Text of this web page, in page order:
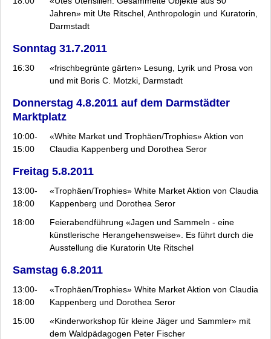
Jahren» mit Ute Ritschel, Anthropologin und Kuratorin,
Darmstadt
Sonntag 31.7.2011
16:30
«frischbegrünte gärten» Lesung, Lyrik und Prosa von
und mit Boris C. Motzki, Darmstadt
Donnerstag 4.8.2011 auf dem Darmstädter
Marktplatz
10:00-
15:00
«White Market und Trophäen/Trophies» Aktion von
Claudia Kappenberg und Dorothea Seror
Freitag 5.8.2011
13:00-
18:00
«Trophäen/Trophies» White Market Aktion von Claudia
Kappenberg und Dorothea Seror
18:00
Feierabendführung «Jagen und Sammeln - eine
künstlerische Herangehensweise». Es führt durch die
Ausstellung die Kuratorin Ute Ritschel
Samstag 6.8.2011
13:00-
18:00
«Trophäen/Trophies» White Market Aktion von Claudia
Kappenberg und Dorothea Seror
15:00
«Kinderworkshop für kleine Jäger und Sammler» mit
dem Waldpädagogen Peter Fischer